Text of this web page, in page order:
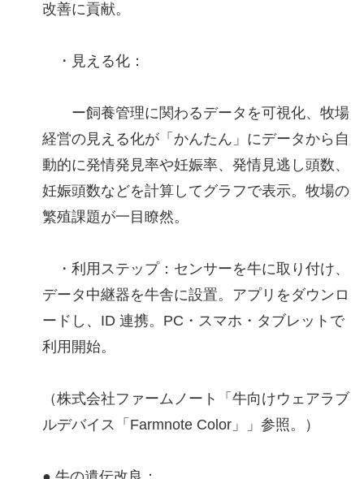
改善に貢献。
・見える化：
ー飼養管理に関わるデータを可視化、牧場
経営の見える化が「かんたん」にデータから自
動的に発情発見率や妊娠率、発情見逃し頭数、
妊娠頭数などを計算してグラフで表示。牧場の
繁殖課題が一目瞭然。
・利用ステップ：センサーを牛に取り付け、
データ中継器を牛舎に設置。アプリをダウンロ
ードし、ID 連携。PC・スマホ・タブレットで
利用開始。
（株式会社ファームノート「牛向けウェアラブ
ルデバイス「Farmnote Color」」参照。）